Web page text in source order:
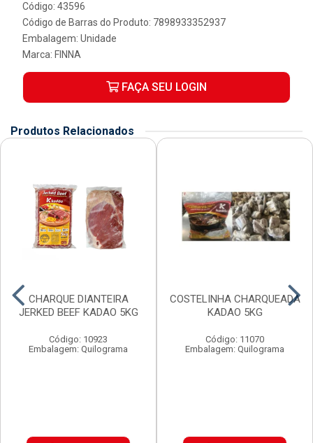
Código: 43596
Código de Barras do Produto: 7898933352937
Embalagem: Unidade
Marca: FINNA
FAÇA SEU LOGIN
Produtos Relacionados
CHARQUE DIANTEIRA
JERKED BEEF KADAO 5KG
Código: 10923
Embalagem: Quilograma
COSTELINHA CHARQUEADA
KADAO 5KG
Código: 11070
Embalagem: Quilograma